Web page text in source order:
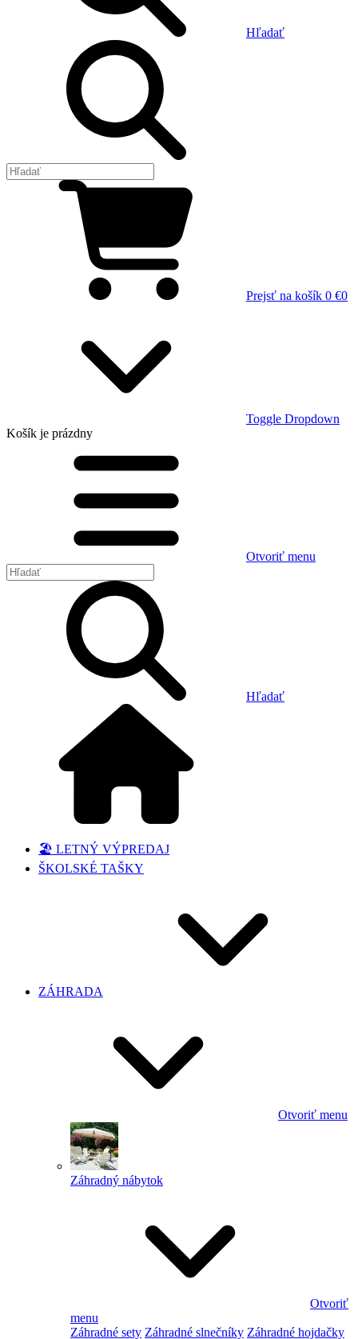
Hľadať
Prejsť na košík 0 €0
Toggle Dropdown
Košík je prázdny
Otvoriť menu
Hľadať
🏖️ LETNÝ VÝPREDAJ
ŠKOLSKÉ TAŠKY
ZÁHRADA
Otvoriť menu
Záhradný nábytok
Otvoriť
menu
Záhradné sety Záhradné slnečníky Záhradné hojdačky